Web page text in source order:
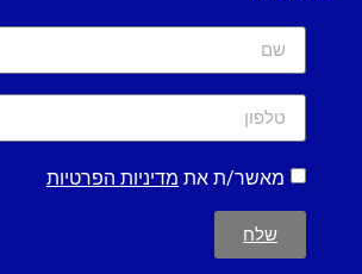
מאשר/ת את מדיניות הפרטיות
שלח